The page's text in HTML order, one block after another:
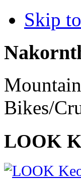
Skip
Bikes/
LOOK